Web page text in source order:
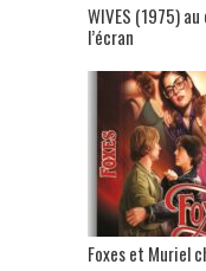
WIVES (1975)
l’écran
Foxes et Muriel